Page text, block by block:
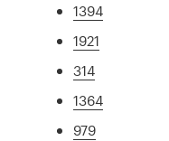
1394
1921
314
1364
979